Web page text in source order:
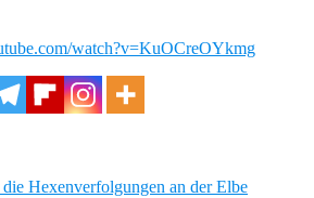
watch?v=KuOCreOYkmg
Hexenverfolgungen an der Elbe